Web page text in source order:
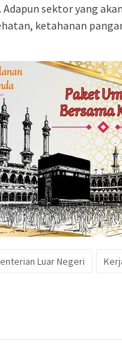
sektor yang
ketahanan
Luar Negeri